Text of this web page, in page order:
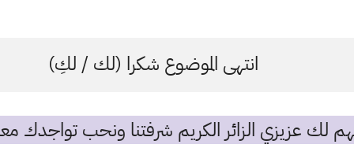
انتهى الموضوع شكرا (لك / لكِ)
لك عزيزي الزائر الكريم شرفتنا ونحب تواجدك